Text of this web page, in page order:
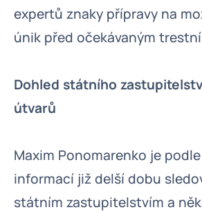
expertů znaky přípravy na
únik před očekávaným
Dohled státního
útvarů
Maxim Ponomarenko je
informací již delší dobu
státním zastupitelstvím a